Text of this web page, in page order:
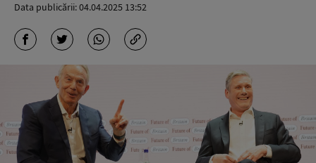
Data publicării:04.04.2025 13:52